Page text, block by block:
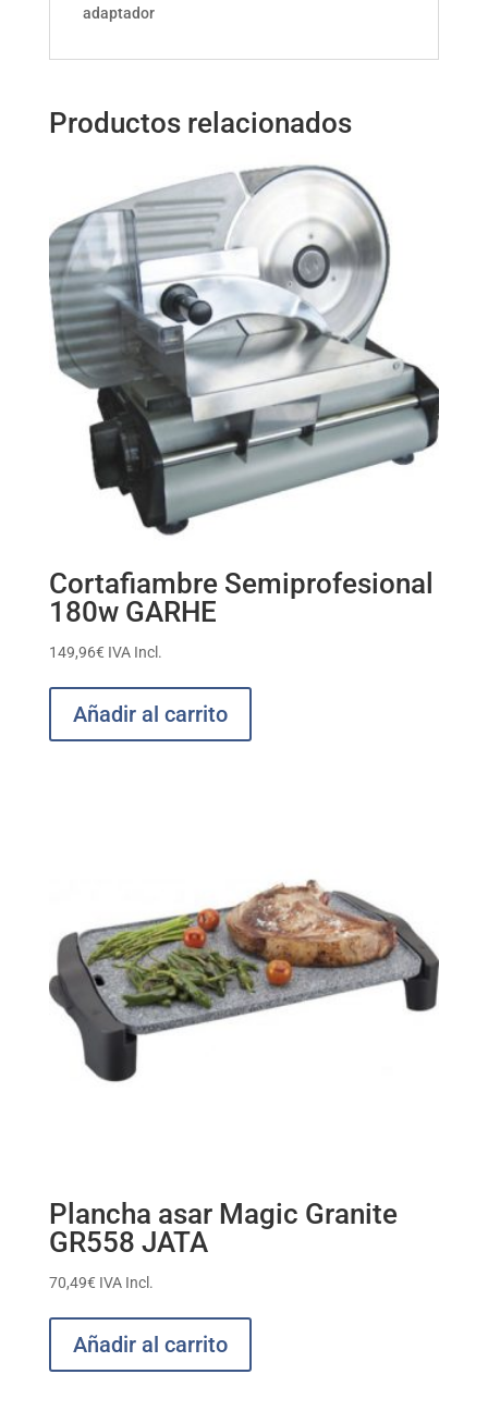
adaptador
Productos relacionados
Cortafiambre Semiprofesional
180w GARHE
149,96€ IVA Incl.
Añadir al carrito
Plancha asar Magic Granite
GR558 JATA
70,49€ IVA Incl.
Añadir al carrito